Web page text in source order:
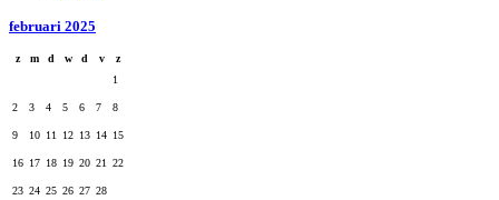
februari 2025
z m d w d v
z
1
2 3 4 5 6 7 8
9 10 11 12 13 14 15
16 17 18 19 20 21 22
23 24 25 26 27 28